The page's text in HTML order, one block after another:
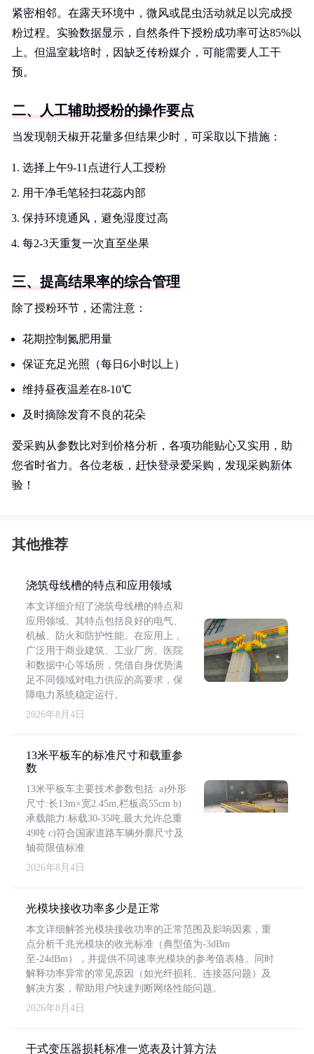
紧密相邻。在露天环境中，微风或昆虫活动就足以完成授
粉过程。实验数据显示，自然条件下授粉成功率可达85%以
上。但温室栽培时，因缺乏传粉媒介，可能需要人工干
预。
二、人工辅助授粉的操作要点
当发现朝天椒开花量多但结果少时，可采取以下措施：
选择上午9-11点进行人工授粉
用干净毛笔轻扫花蕊内部
保持环境通风，避免湿度过高
每2-3天重复一次直至坐果
三、提高结果率的综合管理
除了授粉环节，还需注意：
花期控制氮肥用量
保证充足光照（每日6小时以上）
维持昼夜温差在8-10℃
及时摘除发育不良的花朵
爱采购从参数比对到价格分析，各项功能贴心又实用，助
您省时省力。各位老板，赶快登录爱采购，发现采购新体
验！
其他推荐
浇筑母线槽的特点和应用领域
本文详细介绍了浇筑母线槽的特点和
应用领域。其特点包括良好的电气、
机械、防火和防护性能。在应用上，
广泛用于商业建筑、工业厂房、医院
和数据中心等场所，凭借自身优势满
足不同领域对电力供应的高要求，保
障电力系统稳定运行。
2026年8月4日
13米平板车的标准尺寸和载重参
数
13米平板车主要技术参数包括: a)外形
尺寸:长13m×宽2.45m,栏板高55cm b)
承载能力:标载30-35吨,最大允许总重
49吨 c)符合国家道路车辆外廓尺寸及
轴荷限值标准
2026年8月4日
光模块接收功率多少是正常
本文详细解答光模块接收功率的正常范围及影响因素，重
点分析千兆光模块的收光标准（典型值为-3dBm
至-24dBm），并提供不同速率光模块的参考值表格。同时
解释功率异常的常见原因（如光纤损耗、连接器问题）及
解决方案，帮助用户快速判断网络性能问题。
2026年8月4日
干式变压器损耗标准一览表及计算方法